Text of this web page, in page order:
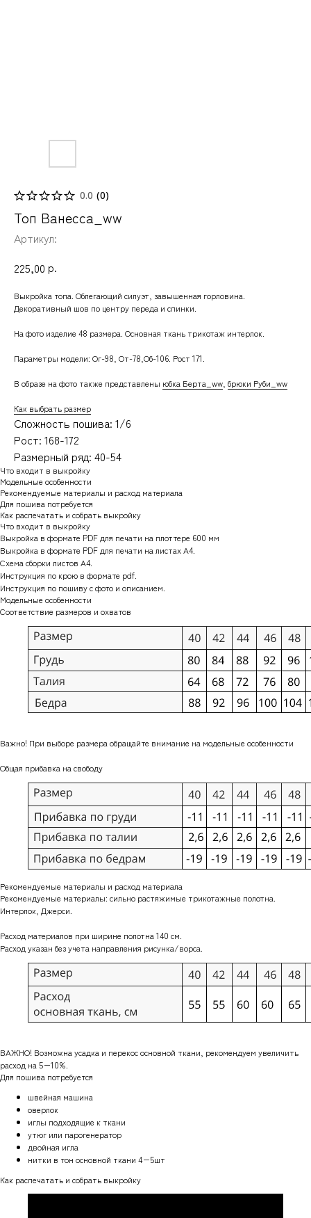
0.0 (0)
Топ Ванесса_ww
Артикул:
225,00 р.
Выкройка топа. Облегающий силуэт, завышенная горловина.
Декоративный шов по центру переда и спинки.
На фото изделие 48 размера. Основная ткань трикотаж интерлок.
Параметры модели: Ог-98, От-78,Об-106. Рост 171.
В образе на фото также представлены юбка Берта_ww брюки Руби_ww
Как выбрать размер
Сложность пошива: 1/6
Рост: 168-172
Размерный ряд: 40-54
Что входит в выкройку
Модельные особенности
Рекомендуемые материалы и расход материала
Для пошива потребуется
Как распечатать и собрать выкройку
Что входит в выкройку
Выкройка в формате PDF для печати на плоттере 600 мм
Выкройка в формате PDF для печати на листах А4.
Схема сборки листов А4.
Инструкция по крою в формате pdf.
Инструкция по пошиву с фото и описанием.
Модельные особенности
Соответствие размеров и охватов
Важно! При выборе размера обращайте внимание на модельные особенности
Общая прибавка на свободу
Рекомендуемые материалы и расход материала
Рекомендуемые материалы: сильно растяжимые трикотажные полотна.
Интерлок, Джерси.
Расход материалов при ширине полотна 140 см.
Расход указан без учета направления рисунка/ворса.
ВАЖНО! Возможна усадка и перекос основной ткани, рекомендуем увеличить
расход на 5−10%.
Для пошива потребуется
швейная машина
оверлок
иглы подходящие к ткани
утюг или парогенератор
двойная игла
нитки в тон основной ткани 4−5шт
Как распечатать и собрать выкройку